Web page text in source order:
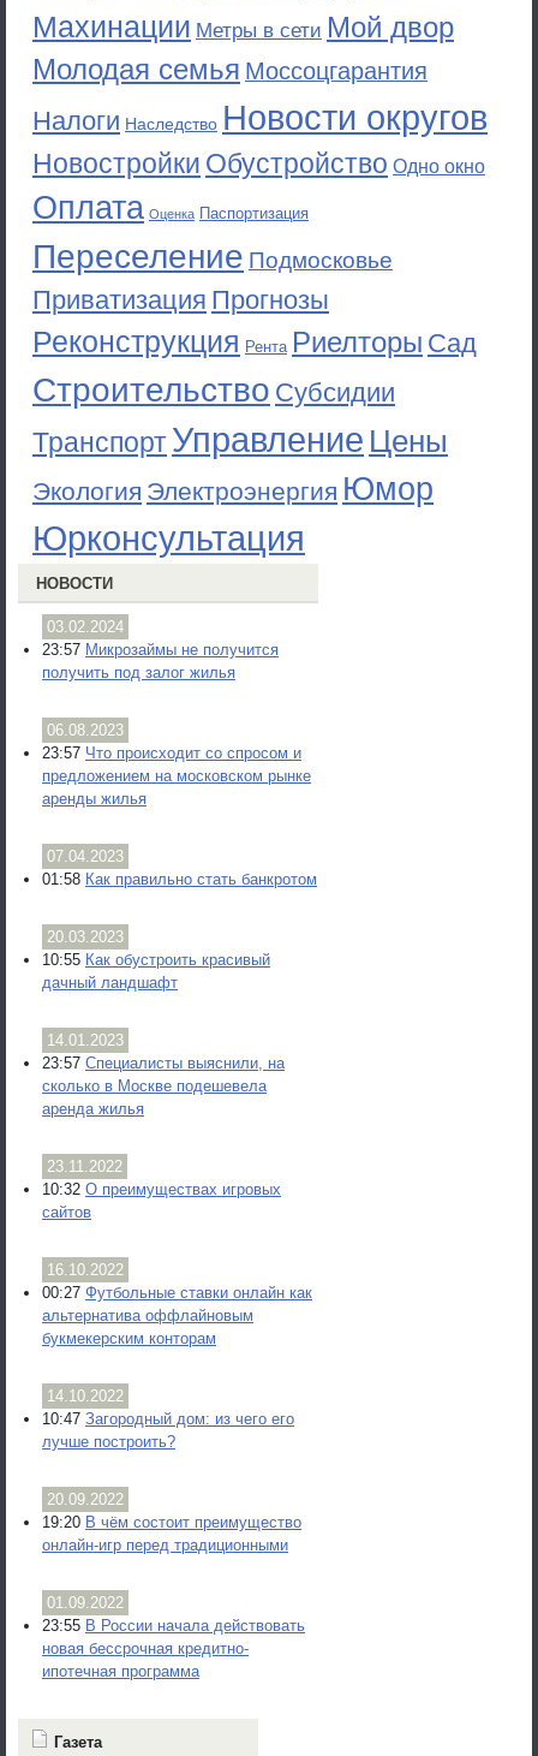
Махинации Метры в сети Мой двор
Молодая семья Моссоцгарантия
Налоги Наследство Новости округов
Новостройки Обустройство Одно окно
Оплата Оценка Паспортизация
Переселение Подмосковье
Приватизация Прогнозы
Реконструкция Рента Риелторы Сад
Строительство Субсидии
ТранспортУправление Цены
Экология Электроэнергия Юмор
Юрконсультация
НОВОСТИ
03.02.2024
23:57 Микрозаймы не получится
получить под залог жилья
06.08.2023
23:57 Что происходит со спросом и
предложением на московском рынке
аренды жилья
07.04.2023
01:58 Как правильно стать банкротом
20.03.2023
10:55 Как обустроить красивый
дачный ландшафт
14.01.2023
23:57 Специалисты выяснили, на
сколько в Москве подешевела
аренда жилья
23.11.2022
10:32 О преимуществах игровых
сайтов
16.10.2022
00:27 Футбольные ставки онлайн как
альтернатива оффлайновым
букмекерским конторам
14.10.2022
10:47 Загородный дом: из чего его
лучше построить?
20.09.2022
19:20 В чём состоит преимущество
онлайн-игр перед традиционными
01.09.2022
23:55 В России начала действовать
новая бессрочная кредитно-
ипотечная программа
Газета